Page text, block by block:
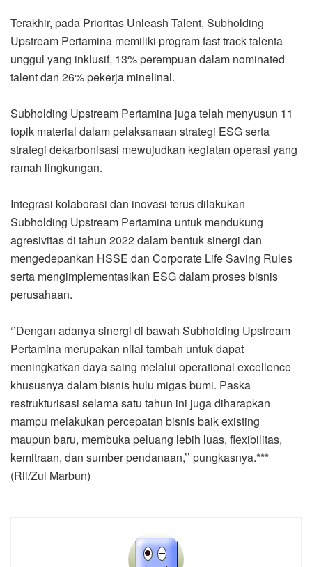
Terakhir, pada Prioritas Unleash Talent, Subholding
Upstream Pertamina memiliki program fast track talenta
unggul yang inklusif, 13% perempuan dalam nominated
talent dan 26% pekerja minelinal.
Subholding Upstream Pertamina juga telah menyusun 11
topik material dalam pelaksanaan strategi ESG serta
strategi dekarbonisasi mewujudkan kegiatan operasi yang
ramah lingkungan.
Integrasi kolaborasi dan inovasi terus dilakukan
Subholding Upstream Pertamina untuk mendukung
agresivitas di tahun 2022 dalam bentuk sinergi dan
mengedepankan HSSE dan Corporate Life Saving Rules
serta mengimplementasikan ESG dalam proses bisnis
perusahaan.
‘’Dengan adanya sinergi di bawah Subholding Upstream
Pertamina merupakan nilai tambah untuk dapat
meningkatkan daya saing melalui operational excellence
khususnya dalam bisnis hulu migas bumi. Paska
restrukturisasi selama satu tahun ini juga diharapkan
mampu melakukan percepatan bisnis baik existing
maupun baru, membuka peluang lebih luas, flexibilitas,
kemitraan, dan sumber pendanaan,’’ pungkasnya.***
(Ril/Zul Marbun)